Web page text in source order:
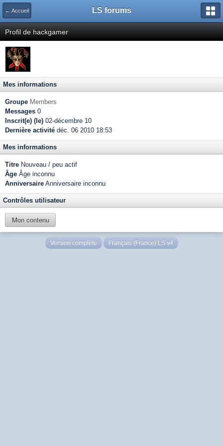
← Accueil LS forums
Profil de hackgamer
Mes informations
Groupe Members
Messages 0
Inscrit(e) (le) 02-décembre 10
Dernière activité déc. 06 2010 18:53
Mes informations
Titre Nouveau / peu actif
Âge Âge inconnu
Anniversaire Anniversaire inconnu
Contrôles utilisateur
Mon contenu
Version complète Français (France) LS v4